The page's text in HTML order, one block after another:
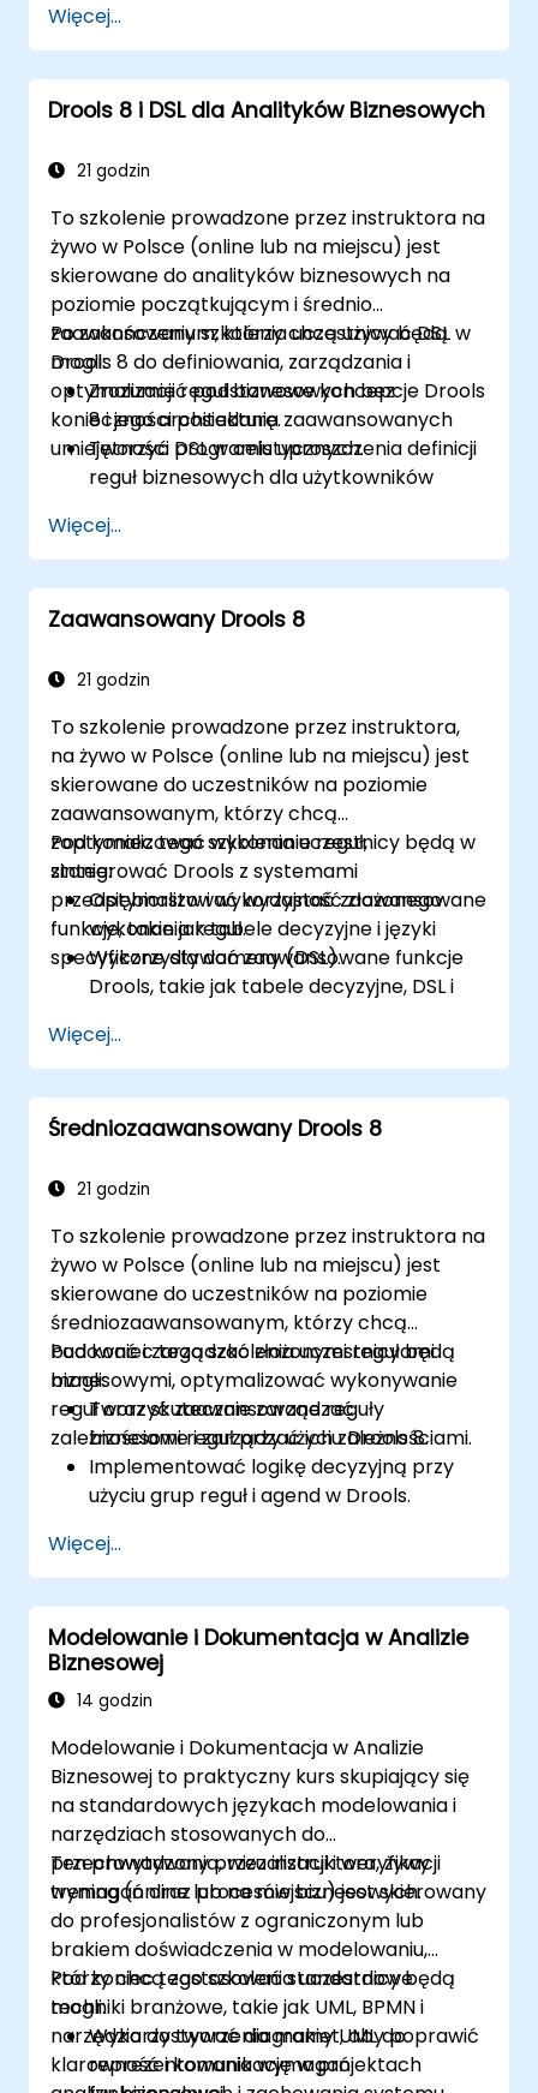
pracy za pomocą jBPM.
Integrować reguły Drools z procesami
jBPM w celu dynamicznego podejmowania
decyzji.
związane z przepływami pracy
Więcej...
Drools 8 i DSL dla Analityków Biznesowych
21 godzin
To szkolenie prowadzone przez instruktora na
żywo w Polsce (online lub na miejscu) jest
skierowane do analityków biznesowych na
poziomie początkującym i średnio
zaawansowanym, którzy chcą używać DSL w
Drools 8 do definiowania, zarządzania i
optymalizacji reguł biznesowych bez
konieczności posiadania zaawansowanych
umiejętności programistycznych.
Po zakończeniu szkolenia uczestnicy będą
mogli:
Zrozumieć podstawowe koncepcje Drools
8 i jego architekturę.
Tworzyć DSL w celu uproszczenia definicji
reguł biznesowych dla użytkowników
Skutecznie zarządzać, testować i
utrzymywać reguły za pomocą Drools
Workbench.
Współpracować z zespołami
udoskonalania reguł biznesowych.
optymalizacji reguł i zarządzania ich
cyklem życia.
Więcej...
Zaawansowany Drools 8
21 godzin
To szkolenie prowadzone przez instruktora,
na żywo w Polsce (online lub na miejscu) jest
skierowane do uczestników na poziomie
zaawansowanym, którzy chcą
zoptymalizować wykonanie reguł,
zintegrować Drools z systemami
przedsiębiorstw i wykorzystać zaawansowane
funkcje, takie jak tabele decyzyjne i języki
specyficzne dla domeny (DSL).
Pod koniec tego szkolenia uczestnicy będą w
stanie:
Optymalizować wydajność złożonego
wykonania reguł.
Wykorzystywać zaawansowane funkcje
Drools, takie jak tabele decyzyjne, DSL i
Bezproblemowo integrować Drools z
aplikacjami przedsiębiorstw i systemami
zewnętrznymi.
Wdrażaæ solidne mechanizmy kontroli
Projektować i wdrażać skalowalne
przedsiębiorstw.
Więcej...
Średniozaawansowany Drools 8
21 godzin
To szkolenie prowadzone przez instruktora na
żywo w Polsce (online lub na miejscu) jest
skierowane do uczestników na poziomie
średniozaawansowanym, którzy chcą
budować i zarządzać złożonymi regułami
biznesowymi, optymalizować wykonywanie
reguł oraz skutecznie zarządzać
zależnościami reguł przy użyciu Drools 8.
Pod koniec tego szkolenia uczestnicy będą
mogli:
Tworzyć zaawansowane reguły
biznesowe i zarządzać ich zależnościami.
Implementować logikę decyzyjną przy
użyciu grup reguł i agend w Drools.
reguł w Drools.
Korzystać z zaawansowanych funkcji
Drools Workbench do zarządzania
regułami.
Integrować Drools z zewnętrznymi
źródłami danych i systemami.
Więcej...
Modelowanie i Dokumentacja w Analizie
Biznesowej
14 godzin
Modelowanie i Dokumentacja w Analizie
Biznesowej to praktyczny kurs skupiający się
na standardowych językach modelowania i
narzędziach stosowanych do
przechwytywania, wizualizacji i weryfikacji
wymagań oraz procesów biznesowych.
Ten prowadzony przez instruktora, żywy
trening (online lub na miejscu) jest skierowany
do profesjonalistów z ograniczonym lub
brakiem doświadczenia w modelowaniu,
którzy chcą zastosować standardowe
techniki branżowe, takie jak UML, BPMN i
narzędzia do tworzenia makiet, aby poprawić
klarowność i komunikację w projektach
Pod koniec tego szkolenia uczestnicy będą
mogli:
Wykorzystywać diagramy UML do
reprezentowania wymagań